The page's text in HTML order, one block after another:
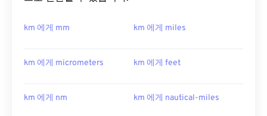
km 에게 mm km 에게 miles
km 에게 micrometers km 에게 feet
km 에게 nm km 에게 nautical-miles